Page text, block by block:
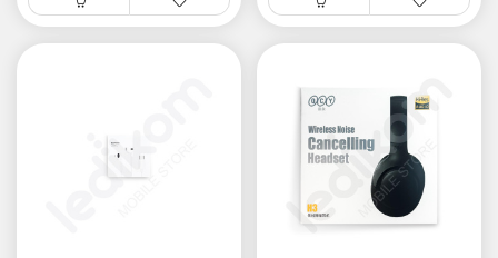
• Apple watch
• Galaxy watch
PLAYSTATION
ПАМЕТНИ УРЕДИ ЗА БЕЗБЕДНОСТ